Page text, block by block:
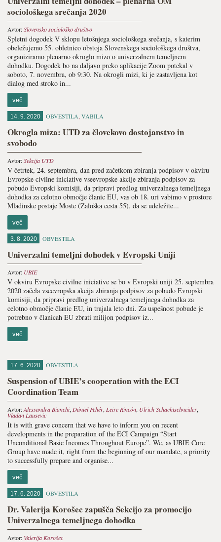
sociološkega srečanja 2020
Avtor:Slovensko sociološko društvo
Spletni dogodek V sklopu letošnjega sociološkega srečanja, s katerim
obeležujemo 55. obletnico obstoja Slovenskega sociološkega društva,
organiziramo plenarno okroglo mizo o univerzalnem temeljnem
dohodku. Dogodek bo na daljavo preko aplikacije Zoom potekal v
soboto, 7. novembra, ob 9:30. Na okrogli mizi, ki je zastavljena kot
dialog med stroko in...
več
14. 9. 2020 OBVESTILA, VABILA
Okrogla miza: UTD za človekovo dostojanstvo in
svobodo
Avtor:Sekcija UTD
V četrtek, 24. septembra, dan pred začetkom zbiranja podpisov v okviru
Evropske civilne iniciative vseevropske akcije zbiranja podpisov za
pobudo Evropski komisiji, da pripravi predlog univerzalnega temeljnega
dohodka za celotno območje članic EU, vas ob 18. uri vabimo v prostore
Mladinske postaje Moste (Zaloška cesta 55), da se udeležite...
več
3. 8. 2020 OBVESTILA
Univerzalni temeljni dohodek v Evropski Uniji
Avtor: UBIE
V okviru Evropske civilne iniciative se bo v Evropski uniji 25. septembra
2020 začela vseevropska akcija zbiranja podpisov za pobudo Evropski
komisiji, da pripravi predlog univerzalnega temeljnega dohodka za
celotno območje članic EU, in trajala leto dni. Za uspešnost pobude je
potrebno v članicah EU zbrati milijon podpisov iz...
več
17. 6. 2020 OBVESTILA
Suspension of UBIE’s cooperation with the ECI
Coordination Team
Avtor:Alessandra Bianchi, Dániel Fehér, Leire Rincón, Ulrich Schachtschneider,
Vladan Lausevic
It is with grave concern that we have to inform you on recent
developments in the preparation of the ECI Campaign “Start
Unconditional Basic Incomes Throughout Europe”. We, as UBIE Core
Group have made it, right from the beginning of our mandate, a priority
to successfully prepare and organise...
več
17. 6. 2020 OBVESTILA
Dr. Valerija Korošec zapušča Sekcijo za promocijo
Univerzalnega temeljnega dohodka
Avtor: Valerija Korošec